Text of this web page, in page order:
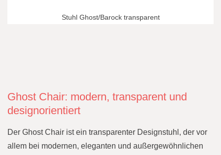
Stuhl Ghost/Barock transparent
Ghost Chair: modern, transparent und
designorientiert
Der Ghost Chair ist ein transparenter Designstuhl, der vor
allem bei modernen, eleganten und außergewöhnlichen